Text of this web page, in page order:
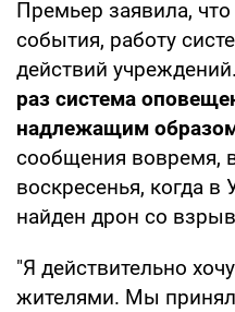
Премьер заявила,
события, работу
действий
раз система
надлежащим
сообщения вовремя,
воскресенья, когда
найден дрон со
"Я действительно
жителями. Мы